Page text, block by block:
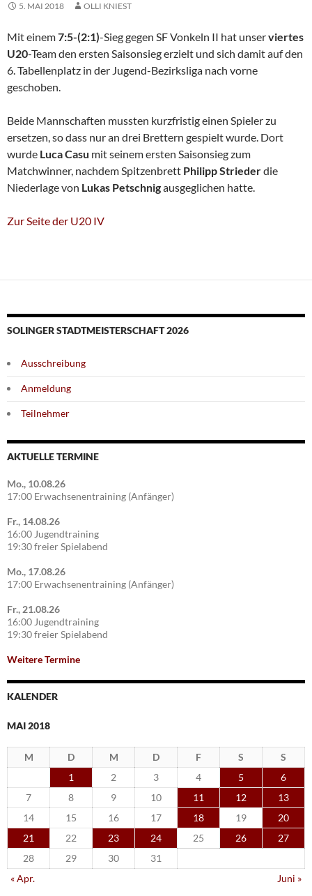
5. MAI 2018 OLLI KNIEST
Mit einem7:5-(2:1)-Sieg gegen SF Vonkeln II hat unserviertes
U20-Team den ersten Saisonsieg erzielt und sich damit auf den
6. Tabellenplatz in der Jugend-Bezirksliga nach vorne
geschoben.
Beide Mannschaften mussten kurzfristig einen Spieler zu
ersetzen, so dass nur an drei Brettern gespielt wurde. Dort
wurde Luca Casu mit seinem ersten Saisonsieg zum
Matchwinner, nachdem Spitzenbrett Philipp Striederdie
Niederlage von Lukas Petschnigausgeglichen hatte.
Zur Seite der U20 IV
SOLINGER STADTMEISTERSCHAFT 2026
Ausschreibung
Anmeldung
Teilnehmer
AKTUELLE TERMINE
Mo., 10.08.26
17:00 Erwachsenentraining (Anfänger)
Fr., 14.08.26
16:00 Jugendtraining
19:30 freier Spielabend
Mo., 17.08.26
17:00 Erwachsenentraining (Anfänger)
Fr., 21.08.26
16:00 Jugendtraining
19:30 freier Spielabend
Weitere Termine
KALENDER
MAI 2018
M D M D F S
S
1
2 3 4 5
6
7
8 9 10 11 12
13
14
15 16 17 18 19
20
21
22 23 24 25 26
27
28
29 30
31
« Apr.
Juni »